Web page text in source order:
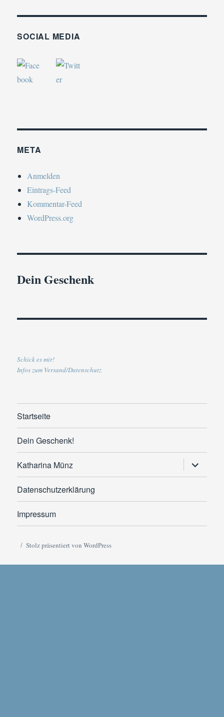
SOCIAL MEDIA
META
Anmelden
Eintrags-Feed
Kommentar-Feed
WordPress.org
Dein Geschenk
Schick es mir!
Infos zum Versand/Datenschutz
Startseite
Dein Geschenk!
Katharina Münz
anzeigen
Datenschutzerklärung
Impressum
Stolz präsentiert von WordPress